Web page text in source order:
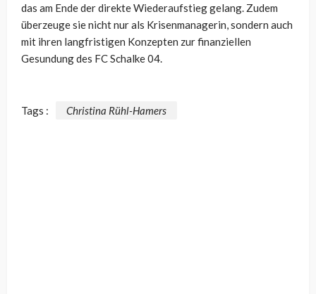
das am Ende der direkte Wiederaufstieg gelang. Zudem
überzeuge sie nicht nur als Krisenmanagerin, sondern auch
mit ihren langfristigen Konzepten zur finanziellen
Gesundung des FC Schalke 04.
Tags : Christina Rühl-Hamers